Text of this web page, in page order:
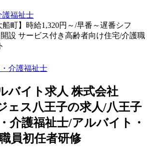
護福祉士
船町】時給1,320円～/早番～遅番シフ
開設 サービス付き高齢者向け住宅/介護職
介護福祉士
バイト求人 株式会社
ス八王子の求人/八王子
介護福祉士/アルバイト・
員初任者研修